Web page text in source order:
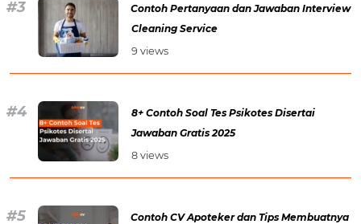
Contoh Pertanyaan dan Jawaban Interview
Cleaning Service
9 views
8+ Contoh Soal Tes Psikotes Disertai
Jawaban Gratis 2025
8 views
Contoh CV Apoteker dan Tips Membuatnya